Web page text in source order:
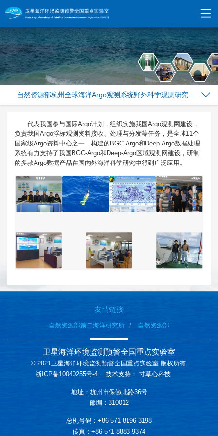
自然资源部杭州全球海洋Argo观测系统野外科学观测研究站（2019—）
代表我国参与国际Argo计划，组织实施我国Argo观测网建设，
负责我国Argo浮标观测资料接收、处理与分发等任务，是全球11个
国家级Argo资料中心之一，构建的BGC-Argo和Deep-Argo数据处理
系统有力支持了我国BGC-Argo和Deep-Argo区域观测网建设，研制
的多款Argo数据产品在国内外海洋科学研究中得到广泛应用。
友情链接
自然资源部第二海洋研究所 自然资源部
卫星海洋环境监测预警全国重点实验室
© 2021卫星海洋环境监测预警全国重点实验室 版权所有.
浙ICP备10040255号-4 技术支持： 寸草心科技
地址：杭州市保俶北路36号
邮编：310012
总机号码：+86-571-8196 3198
传真：+86-571-8883 9374